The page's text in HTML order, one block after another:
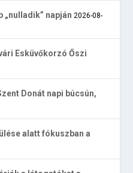
„nulladik” napján 2026-08-
Esküvőkorzó Őszi
Donát napi búcsún,
alatt fókuszban a